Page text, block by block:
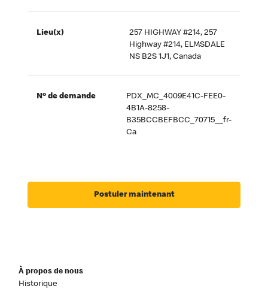
Lieu(x)
257 HIGHWAY #214, 257
Highway #214, ELMSDALE
NS B2S 1J1, Canada
Nº de demande
PDX_MC_4009E41C-FEE0-
4B1A-8258-
B35BCCBEFBCC_70715__fr-
Ca
Postuler maintenant
À propos de nous
Historique